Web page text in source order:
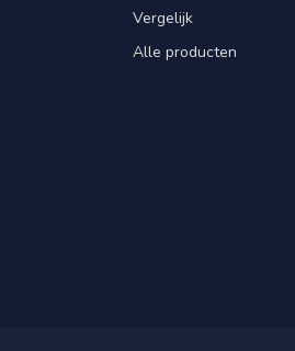
Vergelijk
Alle producten